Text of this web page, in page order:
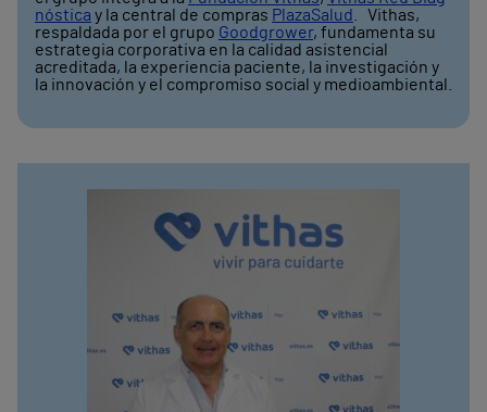
nóstica y la central de compras PlazaSalud
. Vithas,
respaldada por el grupo Goodgrower, fundamenta su
estrategia corporativa en la calidad asistencial
acreditada, la experiencia paciente, la investigación y
la innovación y el compromiso social y medioambiental.